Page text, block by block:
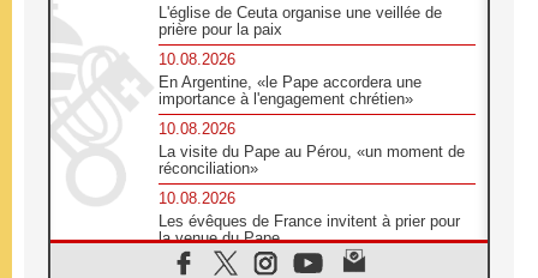
L'église de Ceuta organise une veillée de
prière pour la paix
10.08.2026
En Argentine, «le Pape accordera une
importance à l'engagement chrétien»
10.08.2026
La visite du Pape au Pérou, «un moment de
réconciliation»
10.08.2026
Les évêques de France invitent à prier pour
la venue du Pape
10.08.2026